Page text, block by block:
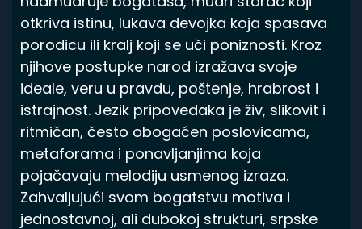
otkriva istinu, lukava devojka koja spasava
porodicu ili kralj koji se uči poniznosti. Kroz
njihove postupke narod izražava svoje
ideale, veru u pravdu, poštenje, hrabrost i
istrajnost. Jezik pripovedaka je živ, slikovit i
ritmičan, često obogaćen poslovicama,
metaforama i ponavljanjima koja
pojačavaju melodiju usmenog izraza.
Zahvaljujući svom bogatstvu motiva i
jednostavnoj, ali dubokoj strukturi, srpske